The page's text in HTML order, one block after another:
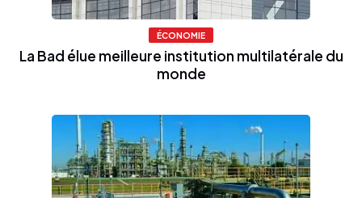
ÉCONOMIE
La Bad élue meilleure institution multilatérale du
monde